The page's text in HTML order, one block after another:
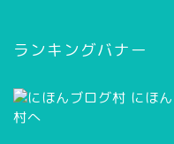
ブ
ランキングバナー